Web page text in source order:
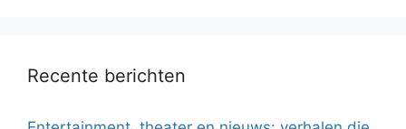
Recente berichten